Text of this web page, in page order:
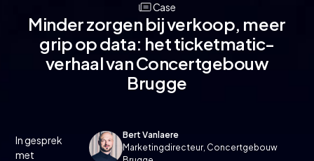
Case
Minder zorgen bij verkoop, meer
grip op data: het ticketmatic-
verhaal van Concertgebouw
Brugge
In gesprek
met
Bert Vanlaere
Marketingdirecteur, Concertgebouw